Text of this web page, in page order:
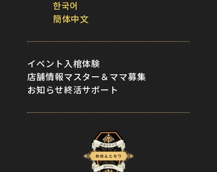
한국어
簡体中文
イベント
店舗情報
お知らせ
入棺体験
マスター＆ママ募集
終活サポート